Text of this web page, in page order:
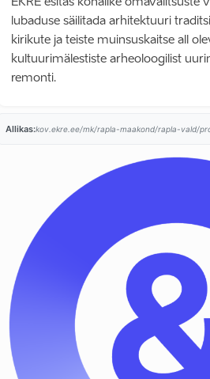
lubaduse säilitada arhitektuuri
kirikute ja teiste muinsuskaitse all
kultuurimälestiste arheoloogilist
remonti.
Allikas:kov.ekre.ee/mk/rapla-maakond/rapla-vald/